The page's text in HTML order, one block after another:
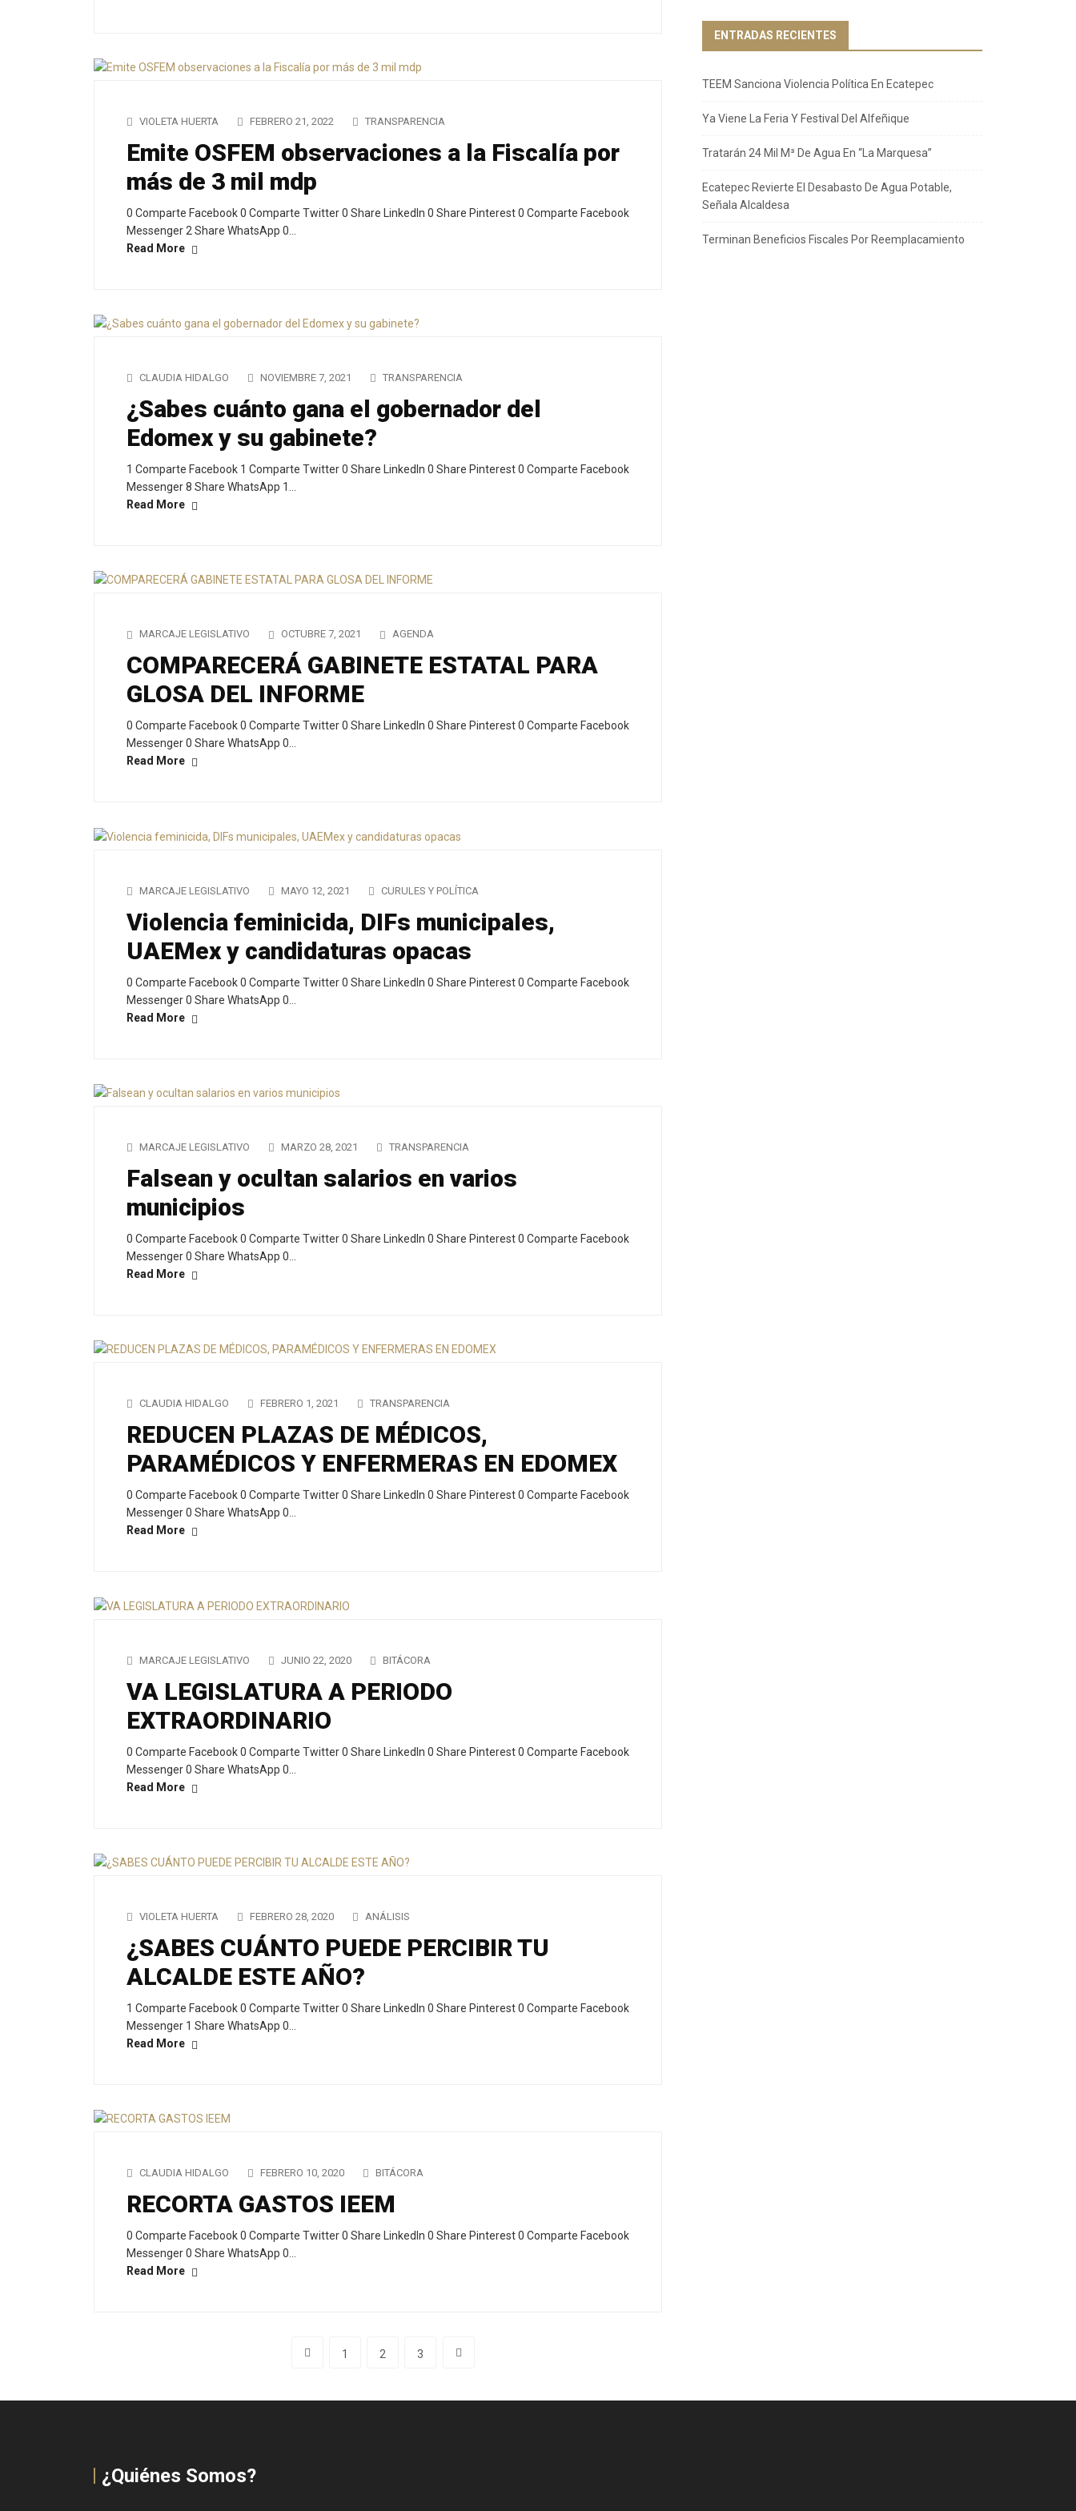
VIOLETA HUERTA FEBRERO 21, 2022 TRANSPARENCIA
Emite OSFEM observaciones a la Fiscalía por
más de 3 mil mdp
0 Comparte Facebook 0 Comparte Twitter 0 Share LinkedIn 0 Share Pinterest 0 Comparte Facebook
Messenger 2 Share WhatsApp 0…
Read More
CLAUDIA HIDALGO NOVIEMBRE 7, 2021 TRANSPARENCIA
¿Sabes cuánto gana el gobernador del
Edomex y su gabinete?
1 Comparte Facebook 1 Comparte Twitter 0 Share LinkedIn 0 Share Pinterest 0 Comparte Facebook
Messenger 8 Share WhatsApp 1…
Read More
MARCAJE LEGISLATIVO OCTUBRE 7, 2021 AGENDA
COMPARECERÁ GABINETE ESTATAL PARA
GLOSA DEL INFORME
0 Comparte Facebook 0 Comparte Twitter 0 Share LinkedIn 0 Share Pinterest 0 Comparte Facebook
Messenger 0 Share WhatsApp 0…
Read More
MARCAJE LEGISLATIVO MAYO 12, 2021 CURULES Y POLÍTICA
Violencia feminicida, DIFs municipales,
UAEMex y candidaturas opacas
0 Comparte Facebook 0 Comparte Twitter 0 Share LinkedIn 0 Share Pinterest 0 Comparte Facebook
Messenger 0 Share WhatsApp 0…
Read More
MARCAJE LEGISLATIVO MARZO 28, 2021 TRANSPARENCIA
Falsean y ocultan salarios en varios
municipios
0 Comparte Facebook 0 Comparte Twitter 0 Share LinkedIn 0 Share Pinterest 0 Comparte Facebook
Messenger 0 Share WhatsApp 0…
Read More
CLAUDIA HIDALGO FEBRERO 1, 2021 TRANSPARENCIA
REDUCEN PLAZAS DE MÉDICOS,
PARAMÉDICOS Y ENFERMERAS EN EDOMEX
0 Comparte Facebook 0 Comparte Twitter 0 Share LinkedIn 0 Share Pinterest 0 Comparte Facebook
Messenger 0 Share WhatsApp 0…
Read More
MARCAJE LEGISLATIVO JUNIO 22, 2020 BITÁCORA
VA LEGISLATURA A PERIODO
EXTRAORDINARIO
0 Comparte Facebook 0 Comparte Twitter 0 Share LinkedIn 0 Share Pinterest 0 Comparte Facebook
Messenger 0 Share WhatsApp 0…
Read More
VIOLETA HUERTA FEBRERO 28, 2020 ANÁLISIS
¿SABES CUÁNTO PUEDE PERCIBIR TU
ALCALDE ESTE AÑO?
1 Comparte Facebook 0 Comparte Twitter 0 Share LinkedIn 0 Share Pinterest 0 Comparte Facebook
Messenger 1 Share WhatsApp 0…
Read More
CLAUDIA HIDALGO FEBRERO 10, 2020 BITÁCORA
RECORTA GASTOS IEEM
0 Comparte Facebook 0 Comparte Twitter 0 Share LinkedIn 0 Share Pinterest 0 Comparte Facebook
Messenger 0 Share WhatsApp 0…
Read More
1 2 3
ENTRADAS RECIENTES
TEEM Sanciona Violencia Política En Ecatepec
Ya Viene La Feria Y Festival Del Alfeñique
Tratarán 24 Mil M³ De Agua En “La Marquesa”
Ecatepec Revierte El Desabasto De Agua Potable,
Señala Alcaldesa
Terminan Beneficios Fiscales Por Reemplacamiento
¿Quiénes Somos?